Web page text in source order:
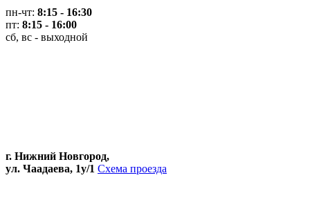
пн-чт: 8:15 - 16:30
пт: 8:15 - 16:00
сб, вс - выходной
г. Нижний Новгород,
ул. Чаадаева, 1у/1 Схема проезда